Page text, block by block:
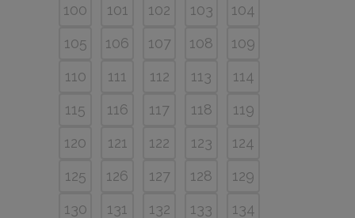
100
101 102 103
104
105
106 107 108
109
110
111 112 113
114
115
116 117 118
119
120
121 122 123
124
125
126 127 128
129
130
131 132 133
134